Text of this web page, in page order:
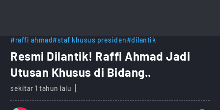
#raffi ahmad#staf khusus presiden#dilantik
Resmi Dilantik! Raffi Ahmad Jadi
Utusan Khusus di Bidang..
sekitar 1 tahun lalu